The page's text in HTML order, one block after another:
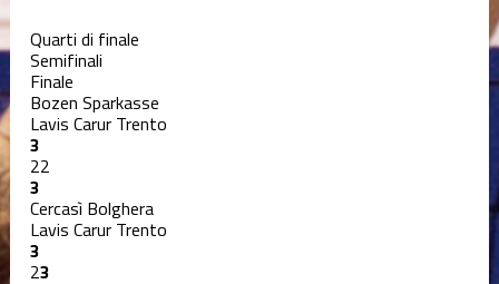
Quarti di finale
Semifinali
Finale
Bozen Sparkasse
Lavis Carur Trento
3
22
3
Cercasì Bolghera
Lavis Carur Trento
3
23